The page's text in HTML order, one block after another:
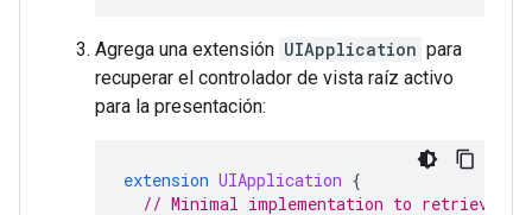
Agrega una extensión UIApplication para
recuperar el controlador de vista raíz activo
para la presentación:
extension UIApplication {
// Minimal implementation to retrieve